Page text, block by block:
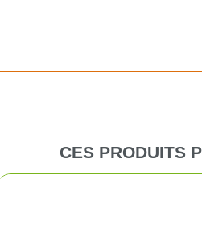
CES PRODUITS